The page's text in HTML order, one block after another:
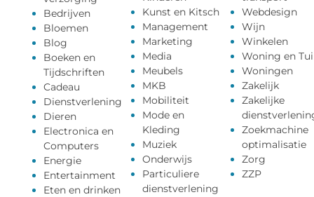
Bedrijven
Bloemen
Blog
Boeken en
Tijdschriften
Cadeau
Dienstverlening
Dieren
Electronica en
Computers
Energie
Entertainment
Eten en drinken
Kunst en Kitsch
Management
Marketing
Media
Meubels
MKB
Mobiliteit
Mode en
Kleding
Muziek
Onderwijs
Particuliere
dienstverlening
Webdesign
Wijn
Winkelen
Woning en
Woningen
Zakelijk
Zakelijke
Zoekmachine
optimalisatie
Zorg
ZZP